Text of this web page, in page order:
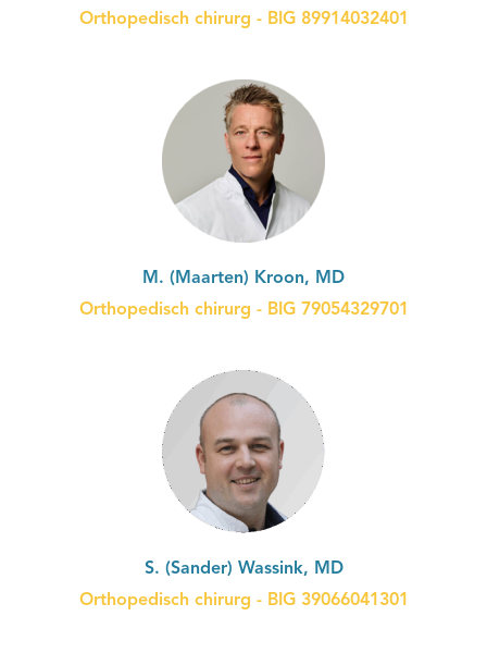
Orthopedisch chirurg - BIG 89914032401
M. (Maarten) Kroon, MD
Orthopedisch chirurg - BIG 79054329701
S. (Sander) Wassink, MD
Orthopedisch chirurg - BIG 39066041301